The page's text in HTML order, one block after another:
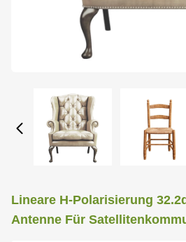
Lineare H-Polarisierung
Antenne Für